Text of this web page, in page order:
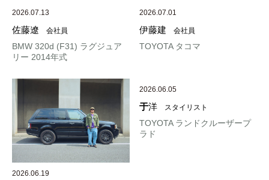
2026.07.13
佐藤遼 会社員
BMW 320d (F31) ラグジュア
リー 2014年式
2026.07.01
伊藤建 会社員
TOYOTA タコマ
2026.06.19
2026.06.05
于洋 スタイリスト
TOYOTA ランドクルーザープ
ラド